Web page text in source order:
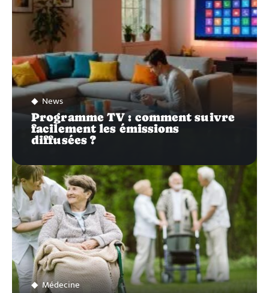
News
Programme TV : comment suivre
facilement les émissions
diffusées ?
Médecine